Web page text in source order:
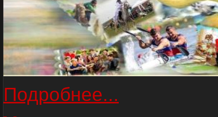
Подробнее...